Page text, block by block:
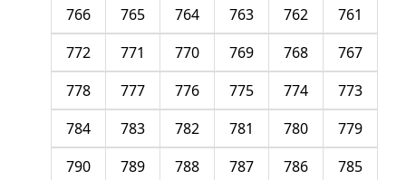
761
762
763
764
765
766
767
768
769
770
771
772
773
774
775
776
777
778
779
780
781
782
783
784
785
786
787
788
789
790